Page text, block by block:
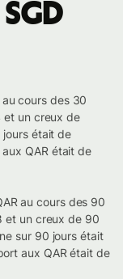
cours des 30
et un creux de
jours était de
QAR était de
au cours des 90
et un creux de 90
sur 90 jours était
aux QAR était de